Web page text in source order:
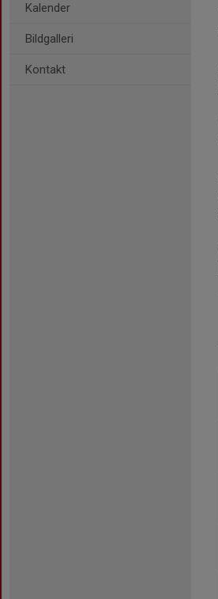
Kalender
Bildgalleri
Kontakt